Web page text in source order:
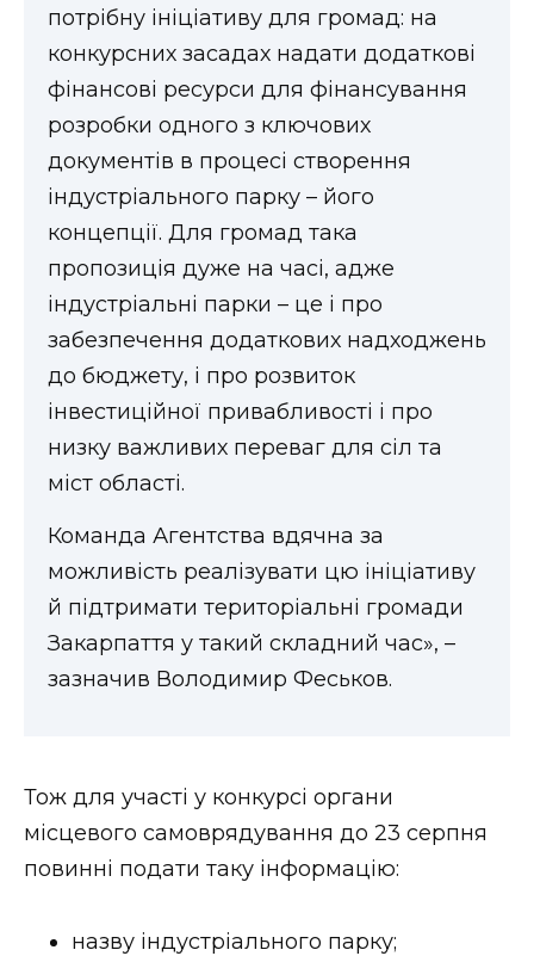
потрібну ініціативу для громад: на
конкурсних засадах надати додаткові
фінансові ресурси для фінансування
розробки одного з ключових
документів в процесі створення
індустріального парку – його
концепції. Для громад така
пропозиція дуже на часі, адже
індустріальні парки – це і про
забезпечення додаткових надходжень
до бюджету, і про розвиток
інвестиційної привабливості і про
низку важливих переваг для сіл та
міст області.
Команда Агентства вдячна за
можливість реалізувати цю ініціативу
й підтримати територіальні громади
Закарпаття у такий складний час», –
зазначив Володимир Феськов.
Тож для участі у конкурсі органи
місцевого самоврядування до 23 серпня
повинні подати таку інформацію:
назву індустріального парку;